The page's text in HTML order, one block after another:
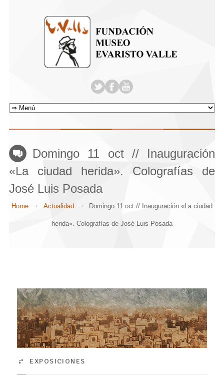
Domingo 11 oct // Inauguración
«La ciudad herida». Colografías de
José Luis Posada
Home Actualidad Domingo 11 oct // Inauguración «La ciudad
herida». Colografías de José Luis Posada
EXPOSICIONES